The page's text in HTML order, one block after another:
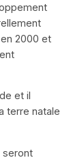
2000 et
et il
terre natale
seront